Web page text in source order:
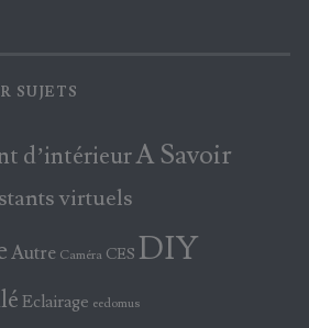
SUJETS
d’intérieurA Savoir
virtuels
Autre Caméra CES DIY
Eclairage eedomus